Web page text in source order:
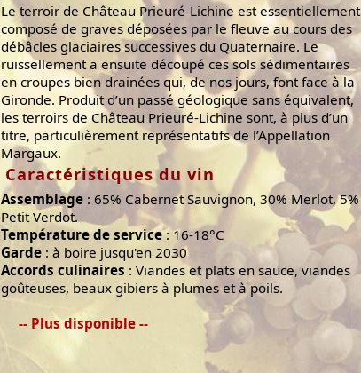
Le terroir de Château Prieuré-Lichine est essentiellement
composé de graves déposées par le fleuve au cours des
débâcles glaciaires successives du Quaternaire. Le
ruissellement a ensuite découpé ces sols sédimentaires
en croupes bien drainées qui, de nos jours, font face à la
Gironde. Produit d’un passé géologique sans équivalent,
les terroirs de Château Prieuré-Lichine sont, à plus d’un
titre, particulièrement représentatifs de l’Appellation
Margaux.
Caractéristiques du vin
Assemblage : 65% Cabernet Sauvignon, 30% Merlot, 5%
Petit Verdot.
Température de service: 16-18°C
Garde : à boire jusqu'en 2030
Accords culinaires : Viandes et plats en sauce, viandes
goûteuses, beaux gibiers à plumes et à poils.
-- Plus disponible --